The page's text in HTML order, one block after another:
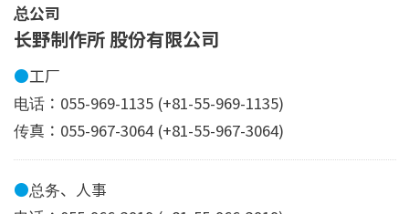
总公司
长野制作所 股份有限公司
●工厂
电话：055-969-1135 (+81-55-969-1135)
传真：055-967-3064 (+81-55-967-3064)
●总务、人事